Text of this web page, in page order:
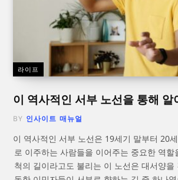
라이프
이 역사적인 서부 노선을 통해 알
BY 인사이트 매뉴얼
이 역사적인 서부 노선은 19세기 말부터 20
로 이주하는 사람들을 이어주는 중요한 역할
척의 길이라고도 불리는 이 노선은 대서양을